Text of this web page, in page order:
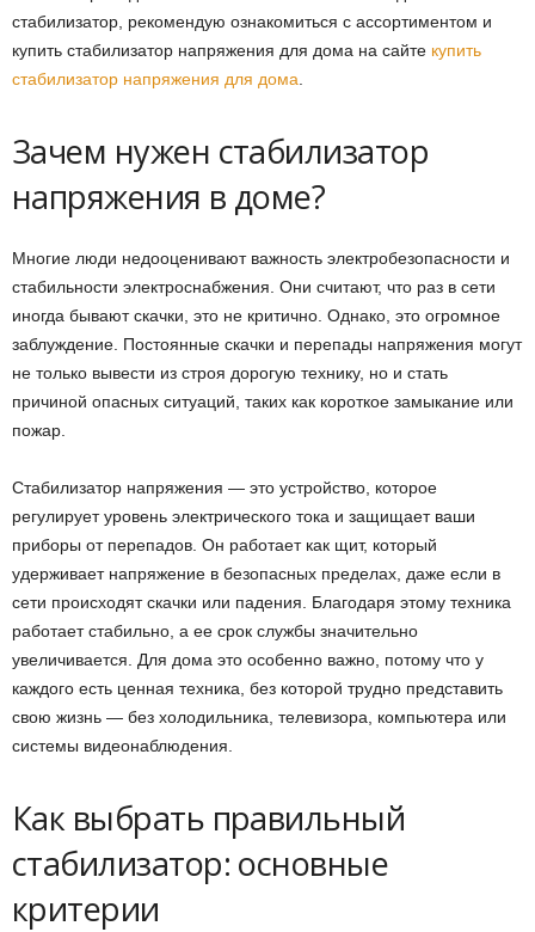
стабилизатор, рекомендую ознакомиться с ассортиментом и
купить стабилизатор напряжения для дома на сайте купить
стабилизатор напряжения для дома
Зачем нужен стабилизатор
напряжения в доме?
Многие люди недооценивают важность электробезопасности и
стабильности электроснабжения. Они считают, что раз в сети
иногда бывают скачки, это не критично. Однако, это огромное
заблуждение. Постоянные скачки и перепады напряжения могут
не только вывести из строя дорогую технику, но и стать
причиной опасных ситуаций, таких как короткое замыкание или
пожар.
Стабилизатор напряжения — это устройство, которое
регулирует уровень электрического тока и защищает ваши
приборы от перепадов. Он работает как щит, который
удерживает напряжение в безопасных пределах, даже если в
сети происходят скачки или падения. Благодаря этому техника
работает стабильно, а ее срок службы значительно
увеличивается. Для дома это особенно важно, потому что у
каждого есть ценная техника, без которой трудно представить
свою жизнь — без холодильника, телевизора, компьютера или
системы видеонаблюдения.
Как выбрать правильный
стабилизатор: основные
критерии